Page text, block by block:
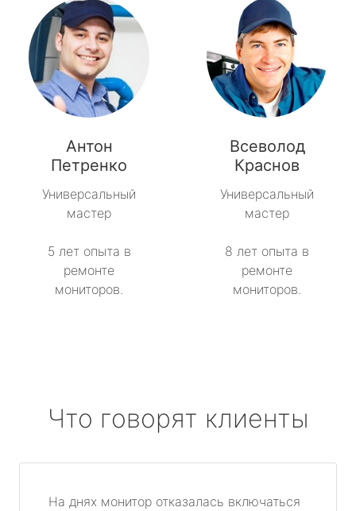
Антон
Петренко
Универсальный
мастер
5 лет опыта в
ремонте
мониторов.
Всеволод
Краснов
Универсальный
мастер
8 лет опыта в
ремонте
мониторов.
Что говорят клиенты
На днях монитор отказалась включаться